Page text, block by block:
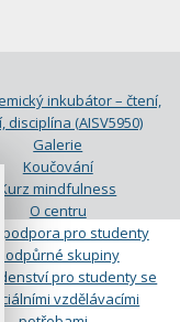
inkubátor – čtení,
disciplína (AISV5950)
Galerie
Koučování
Kurz mindfulness
O centru
podpora pro studenty
Podpůrné skupiny
pro studenty se
vzdělávacími